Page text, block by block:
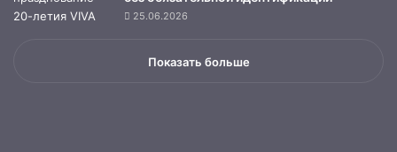
25.06.2026
Показать больше